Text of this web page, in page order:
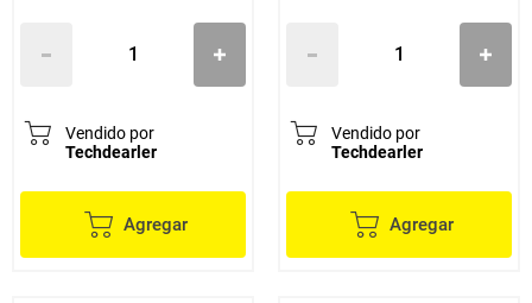
Vendido por
Techdearler
Agregar
Vendido por
Techdearler
Agregar